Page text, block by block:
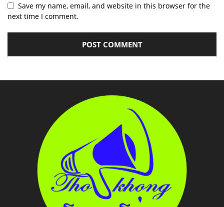
Save my name, email, and website in this browser for the
next time I comment.